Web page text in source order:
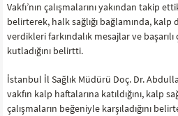
Vakfı’nın çalışmalarını yakından takip
belirterek, halk sağlığı bağlamında, kalp
verdikleri farkındalık mesajlar ve
kutladığını belirtti.
İstanbul İl Sağlık Müdürü Doç. Dr.
vakfın kalp haftalarına katıldığını, kalp
çalışmaların beğeniyle karşıladığını